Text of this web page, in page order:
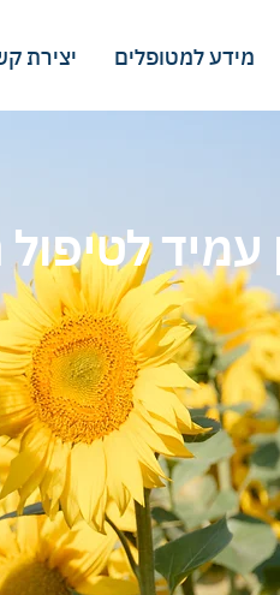
מידע למטופלים יצירת
עמיד